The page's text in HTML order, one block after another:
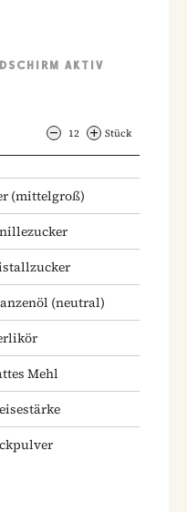
AKTIV
12 Stück
(mittelgroß)
(neutral)
Mehl